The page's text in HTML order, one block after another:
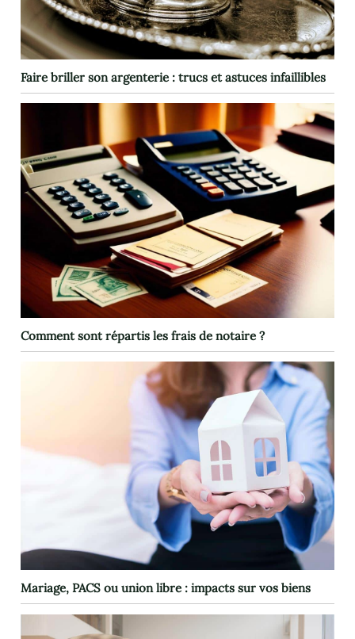
Faire briller son argenterie : trucs et astuces infaillibles
Comment sont répartis les frais de notaire ?
Mariage, PACS ou union libre : impacts sur vos biens